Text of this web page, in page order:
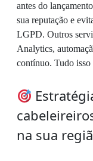
antes do
sua reputação e
LGPD. Outros
Analytics,
contínuo. Tudo isso
na sua